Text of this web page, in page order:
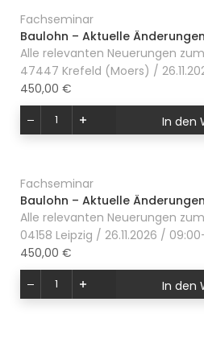
Fachseminar
Baulohn – Aktuelle
Alle relevanten Neuerungen
47447 Krefeld (Moers) /
450,00 €
In den
Fachseminar
Baulohn – Aktuelle
Alle relevanten Neuerungen
04158 Leipzig / 26.11.2026 /
450,00 €
In den